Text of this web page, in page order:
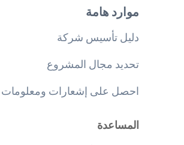
موارد هامة
دليل تأسيس شركة
تحديد مجال المشروع
احصل على إشعارات ومعلومات
المساعدة